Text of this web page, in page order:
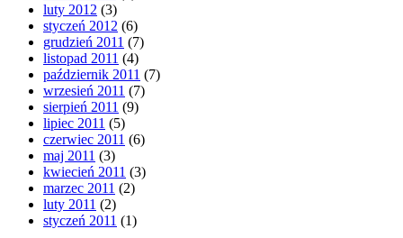
luty 2012 (3)
styczeń 2012 (6)
grudzień 2011 (7)
listopad 2011 (4)
październik 2011 (7)
wrzesień 2011 (7)
sierpień 2011 (9)
lipiec 2011 (5)
czerwiec 2011 (6)
maj 2011 (3)
kwiecień 2011 (3)
marzec 2011 (2)
luty 2011 (2)
styczeń 2011 (1)